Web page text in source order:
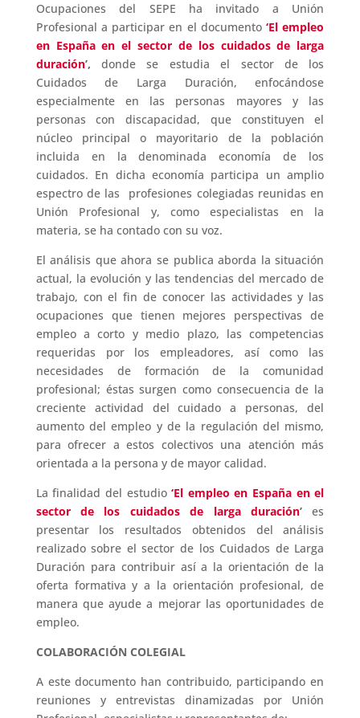
Ocupaciones del SEPE ha invitado a Unión
Profesional a participar en el documento ‘El empleo
en España en el sector de los cuidados de larga
duración’, donde se estudia el sector de los
Cuidados de Larga Duración, enfocándose
especialmente en las personas mayores y las
personas con discapacidad, que constituyen el
núcleo principal o mayoritario de la población
incluida en la denominada economía de los
cuidados. En dicha economía participa un amplio
espectro de las profesiones colegiadas reunidas en
Unión Profesional y, como especialistas en la
materia, se ha contado con su voz.
El análisis que ahora se publica aborda la situación
actual, la evolución y las tendencias del mercado de
trabajo, con el fin de conocer las actividades y las
ocupaciones que tienen mejores perspectivas de
empleo a corto y medio plazo, las competencias
requeridas por los empleadores, así como las
necesidades de formación de la comunidad
profesional; éstas surgen como consecuencia de la
creciente actividad del cuidado a personas, del
aumento del empleo y de la regulación del mismo,
para ofrecer a estos colectivos una atención más
orientada a la persona y de mayor calidad.
La finalidad del estudio ‘El empleo en España en el
sector de los cuidados de larga duración’es
presentar los resultados obtenidos del análisis
realizado sobre el sector de los Cuidados de Larga
Duración para contribuir así a la orientación de la
oferta formativa y a la orientación profesional, de
manera que ayude a mejorar las oportunidades de
empleo.
COLABORACIÓN COLEGIAL
A este documento han contribuido, participando en
reuniones y entrevistas dinamizadas por ­Unión